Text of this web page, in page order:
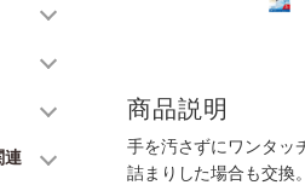
連
商品説明
手を汚さずにワンタッ
詰まりした場合も交換